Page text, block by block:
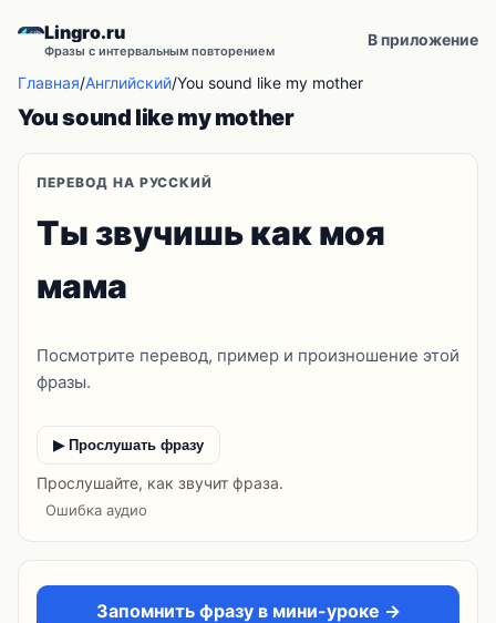
Lingro.ru
Фразы с интервальным повторением
В приложение
Главная/Английский/You sound like my mother
You sound like my mother
ПЕРЕВОД НА РУССКИЙ
Ты звучишь как моя
мама
Посмотрите перевод, пример и произношение этой
фразы.
▶ Прослушать фразу
Прослушайте, как звучит фраза.
Ошибка аудио
Запомнить фразу в мини-уроке →